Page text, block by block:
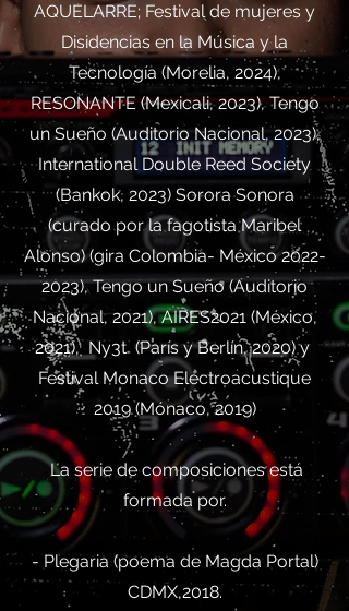
AQUELARRE; Festival de mujeres y
Disidencias en la Música y la
Tecnología (Morelia, 2024),
RESONANTE (Mexicali, 2023), Tengo
un Sueño (Auditorio Nacional, 2023),
International Double Reed Society
(Bankok, 2023) Sorora Sonora
(curado por la fagotista Maribel
Alonso) (gira Colombia- México2022-
2023), Tengo un Sueño (Auditorio
Nacional, 2021), AIRES2021 (México,
2021), Ny3t (París y Berlín, 2020) y
Festival Monaco Electroacustique
2019 (Mónaco, 2019)
La serie de composiciones está
formada por.
- Plegaria (poema de Magda Portal)
CDMX,2018.